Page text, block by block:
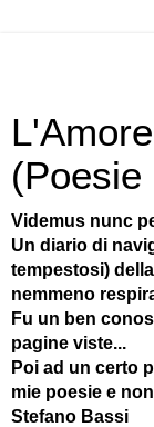
(Poesie
Videmus nunc
Un diario di
tempestosi)
nemmeno
Fu un ben
pagine viste...
Poi ad un certo
mie poesie e
Stefano Bassi